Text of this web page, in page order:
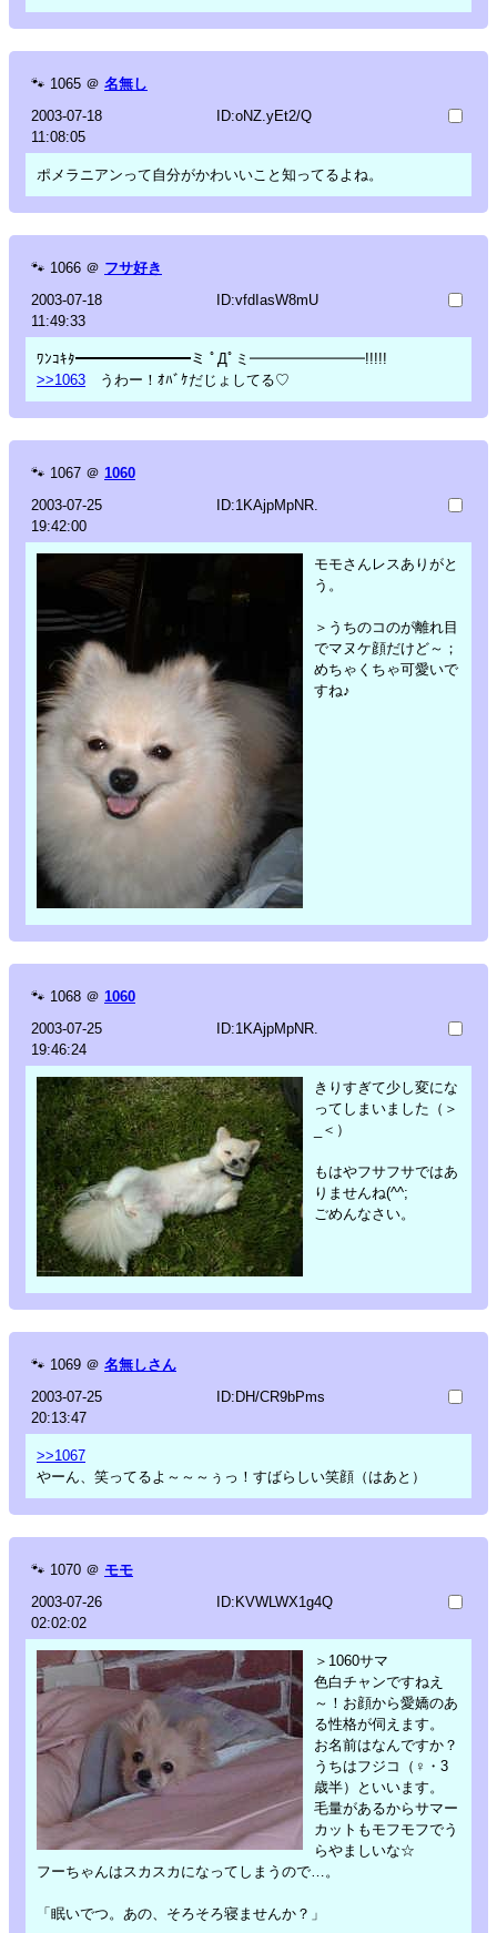
🐾 1065 ＠ 名無し
2003-07-18
11:08:05
ID:oNZ.yEt2/Q
ポメラニアンって自分がかわいいこと知ってるよね。
🐾 1066 ＠ フサ好き
2003-07-18
11:49:33
ID:vfdIasW8mU
ﾜﾝｺｷﾀ━━━━━━━━ミ ﾟДﾟミ━━━━━━━━!!!!!
>>1063 うわー！ｵﾊﾞｹだじょしてる♡
🐾 1067 ＠ 1060
2003-07-25
19:42:00
ID:1KAjpMpNR.
モモさんレスありがと
う。
＞うちのコのが離れ目
でマヌケ顔だけど～；
めちゃくちゃ可愛いで
すね♪
🐾 1068 ＠ 1060
2003-07-25
19:46:24
ID:1KAjpMpNR.
きりすぎて少し変にな
ってしまいました（＞
_＜）
もはやフサフサではあ
りませんね(^^;
ごめんなさい。
🐾 1069 ＠ 名無しさん
2003-07-25
20:13:47
ID:DH/CR9bPms
>>1067
やーん、笑ってるよ～～～ぅっ！すばらしい笑顔（はあと）
🐾 1070 ＠ モモ
2003-07-26
02:02:02
ID:KVWLWX1g4Q
＞1060サマ
色白チャンですねえ
～！お顔から愛嬌のあ
る性格が伺えます。
お名前はなんですか？
うちはフジコ（♀・3
歳半）といいます。
毛量があるからサマー
カットもモフモフでう
らやましいな☆
フーちゃんはスカスカになってしまうので…。
「眠いでつ。あの、そろそろ寝ませんか？」